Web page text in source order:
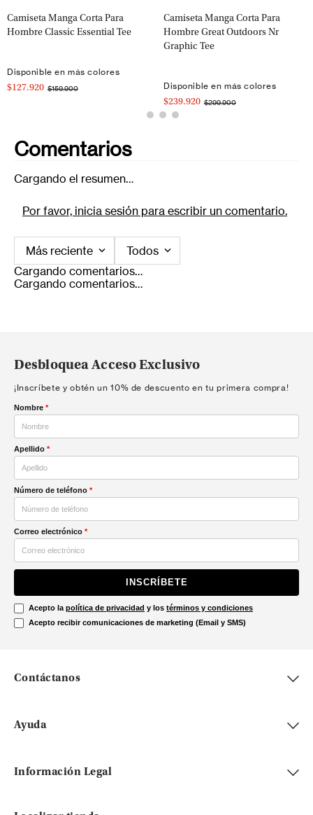
Camiseta Manga Corta Para
Hombre Classic Essential Tee
Disponible en más colores
$127.920 $159.900
Camiseta Manga Corta Para
Hombre Great Outdoors Nr
Graphic Tee
Disponible en más colores
$239.920 $299.900
Comentarios
Cargando el resumen…
Por favor, inicia sesión para escribir un comentario.
Más reciente
Todos
Cargando comentarios…
Cargando comentarios…
Desbloquea Acceso Exclusivo
¡Inscríbete y obtén un 10% de descuento en tu primera compra!
Nombre *
Apellido *
Número de teléfono *
Correo electrónico *
INSCRÍBETE
Acepto la política de privacidad y los términos y condiciones
Acepto recibir comunicaciones de marketing (Email y SMS)
Contáctanos
Ayuda
Información Legal